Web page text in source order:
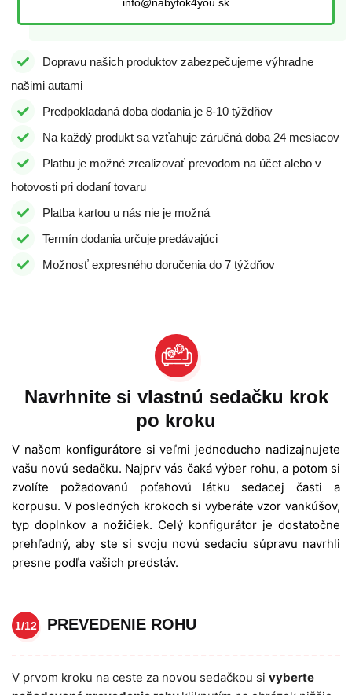
info@nabytok4you.sk
Dopravu našich produktov zabezpečujeme výhradne
našimi autami
Predpokladaná doba dodania je 8-10 týždňov
Na každý produkt sa vzťahuje záručná doba 24 mesiacov
Platbu je možné zrealizovať prevodom na účet alebo v
hotovosti pri dodaní tovaru
Platba kartou u nás nie je možná
Termín dodania určuje predávajúci
Možnosť expresného doručenia do 7 týždňov
Navrhnite si vlastnú sedačku krok
po kroku
V našom konfigurátore si veľmi jednoducho nadizajnujete
vašu novú sedačku. Najprv vás čaká výber rohu, a potom si
zvolíte požadovanú poťahovú látku sedacej časti a
korpusu. V posledných krokoch si vyberáte vzor vankúšov,
typ doplnkov a nožičiek. Celý konfigurátor je dostatočne
prehľadný, aby ste si svoju novú sedaciu súpravu navrhli
presne podľa vašich predstáv.
1/12 PREVEDENIE ROHU
V prvom kroku na ceste za novou sedačkou si vyberte